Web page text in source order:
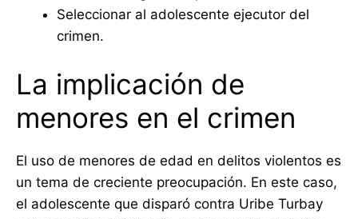
Seleccionar al adolescente ejecutor del
crimen.
La implicación de
menores en el crimen
El uso de menores de edad en delitos violentos es
un tema de creciente preocupación. En este caso,
el adolescente que disparó contra Uribe Turbay